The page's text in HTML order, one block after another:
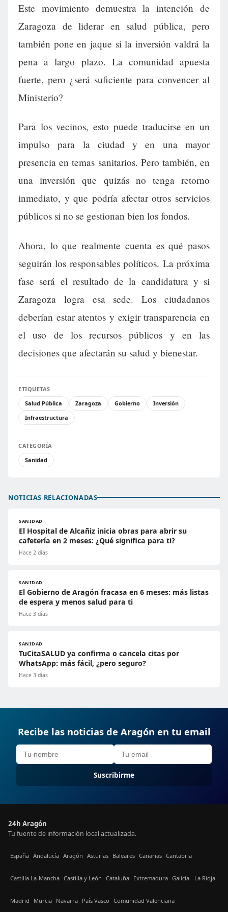
Este movimiento demuestra la intención de
Zaragoza de liderar en salud pública, pero
también pone en jaque si la inversión valdrá la
pena a largo plazo. La comunidad apuesta
fuerte, pero ¿será suficiente para convencer al
Ministerio?
Para los vecinos, esto puede traducirse en un
impulso para la ciudad y en una mayor
presencia en temas sanitarios. Pero también, en
una inversión que quizás no tenga retorno
inmediato, y que podría afectar otros servicios
públicos si no se gestionan bien los fondos.
Ahora, lo que realmente cuenta es qué pasos
seguirán los responsables políticos. La próxima
fase será el resultado de la candidatura y si
Zaragoza logra esa sede. Los ciudadanos
deberían estar atentos y exigir transparencia en
el uso de los recursos públicos y en las
decisiones que afectarán su salud y bienestar.
ETIQUETAS
Salud Pública
Zaragoza Gobierno
Inversión
Infraestructura
CATEGORÍA
Sanidad
NOTICIAS RELACIONADAS
SANIDAD
El Hospital de Alcañiz inicia obras para abrir su
cafetería en 2 meses: ¿Qué significa para ti?
Hace 2 días
SANIDAD
El Gobierno de Aragón fracasa en 6 meses: más listas
de espera y menos salud para ti
Hace 3 días
SANIDAD
TuCitaSALUD ya confirma o cancela citas por
WhatsApp: más fácil, ¿pero seguro?
Hace 3 días
Recibe las noticias de Aragón en tu email
Suscribirme
24h Aragón
Tu fuente de información local actualizada.
España Andalucía Aragón Asturias Baleares Canarias Cantabria
Castilla La-Mancha Castilla y León Cataluña Extremadura Galicia La Rioja
Madrid Murcia Navarra País Vasco Comunidad Valenciana